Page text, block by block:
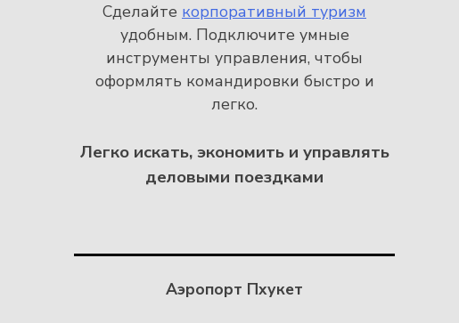
Сделайте корпоративный туризм
удобным. Подключите умные
инструменты управления, чтобы
оформлять командировки быстро и
легко.
Легко искать, экономить и управлять
деловыми поездками
Аэропорт Пхукет